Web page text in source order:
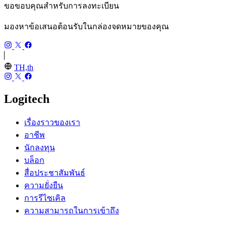
ขอขอบคุณสำหรับการลงทะเบียน
มองหาข้อเสนอต้อนรับในกล่องจดหมายของคุณ
TH,th
Logitech
เรื่องราวของเรา
อาชีพ
นักลงทุน
บล็อก
สื่อประชาสัมพันธ์
ความยั่งยืน
การรีไซเคิล
ความสามารถในการเข้าถึง